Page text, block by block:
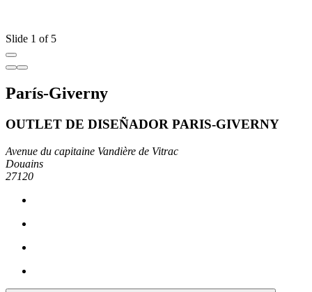
Slide 1 of 5
París-Giverny
OUTLET DE DISEÑADOR PARIS-GIVERNY
Avenue du capitaine Vandière de Vitrac
Douains
27120